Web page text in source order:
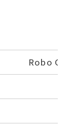
Robo